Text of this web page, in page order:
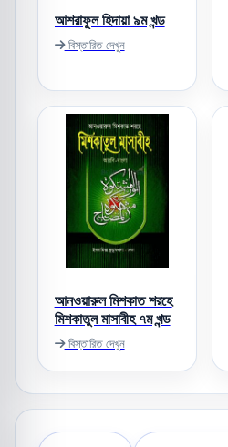
আশরাফুল হিদায়া ৯ম খন্ড
বিস্তারিত দেখুন
আনওয়ারুল মিশকাত শরহে
মিশকাতুল মাসাবীহ ৭ম খন্ড
বিস্তারিত দেখুন